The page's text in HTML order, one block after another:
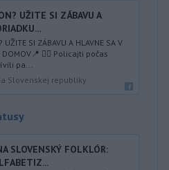
UŽITE SI ZÁBAVU A
UŽITE SI ZÁBAVU A HLAVNE SA V
DOMOV📍 👮‍♂️ Policajti počas
pa...
Slovenskej republiky
SLOVENSKÝ FOLKLÓR: